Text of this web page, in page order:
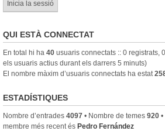
QUI ESTÀ CONNECTAT
En total hi ha 40 usuaris connectats :: 0 registrats,
els usuaris actius durant els darrers 5 minuts)
El nombre màxim d’usuaris connectats ha estat
ESTADÍSTIQUES
Nombre d’entrades 4097 • Nombre de temes 920
membre més recent és Pedro Fernández